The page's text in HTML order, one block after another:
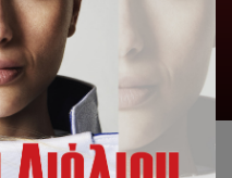
/
Ο Σεβ.
Συλλαλητήριο για την